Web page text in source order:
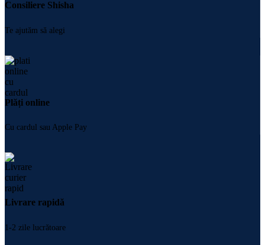
Consiliere Shisha
Te ajutăm să alegi
Plăți online
Cu cardul sau Apple Pay
Livrare rapidă
1-2 zile lucrătoare